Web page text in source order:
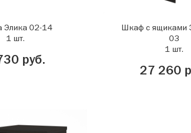
Элика 02-14
1 шт.
руб.
Шкаф с ящиками
03
1 шт.
27 260